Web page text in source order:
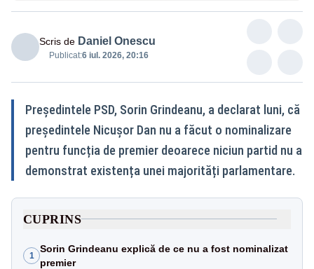
Scris de Daniel Onescu
Publicat:6 iul. 2026, 20:16
Președintele PSD, Sorin Grindeanu, a declarat luni, că
președintele Nicușor Dan nu a făcut o nominalizare
pentru funcția de premier deoarece niciun partid nu a
demonstrat existența unei majorități parlamentare.
CUPRINS
1
Sorin Grindeanu explică de ce nu a fost nominalizat
premier